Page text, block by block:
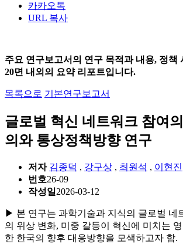
카카오톡
URL 복사
주요 연구보고서의 연구 목적과 내용, 정책
20면 내외의 요약 리포트입니다.
목록으로 기본연구보고서
글로벌 혁신 네트워크 참여
의와 통상정책방향 연구
저자 김종덕 , 강구상 , 최원석 , 이현진
번호26-09
작성일 2026-03-12
▶ 본 연구는 과학기술과 지식의 글로벌 네
의 위상 변화, 미중 갈등이 혁신에 미치는
한 한국의 향후 대응방향을 모색하고자 함.